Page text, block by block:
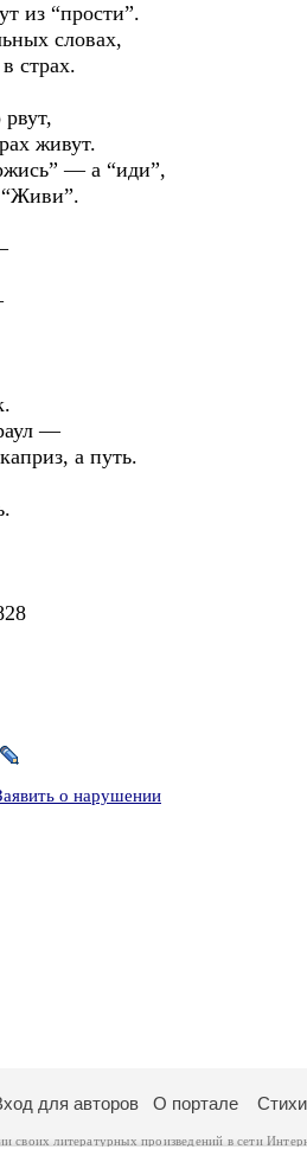
из “прости”.
словах,
страх.
живут.
— а “иди”,
—
а путь.
о нарушении
для авторов О портале
своих литературных произведений в сети
произведений возможна только с согласия
на основании